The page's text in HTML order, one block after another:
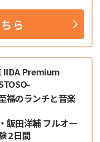
ら
IIDA Premium
福のランチと音楽
飯田洋輔 フルオー
2日間